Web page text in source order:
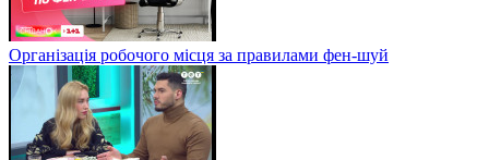
Організація робочого місця за правилами фен-шуй